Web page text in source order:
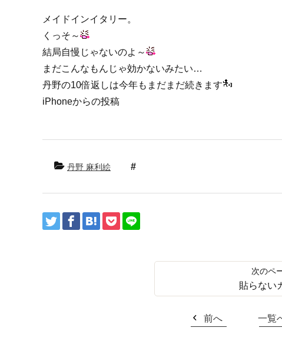
メイドインイタリー。
くっそ～
結局自慢じゃないのよ～
まだこんなもんじゃ効かないみたい…
丹野の10倍返しは今年もまだまだ続きます
iPhoneからの投稿
丹野 麻利絵
貼らない
前へ 一覧